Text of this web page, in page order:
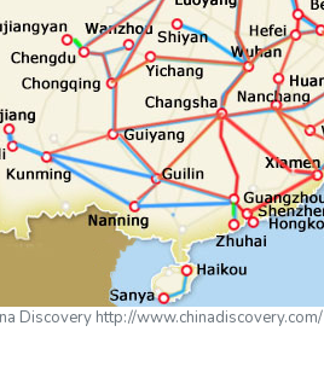
Discovery http://www.chinadiscovery.com/